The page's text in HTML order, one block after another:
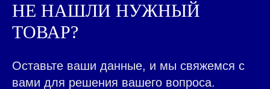
НЕ НАШЛИ НУЖНЫЙ
ТОВАР?
Оставьте ваши данные, и мы свяжемся с
вами для решения вашего вопроса.
ВСЕ ТОВАРЫ КАТАЛОГА